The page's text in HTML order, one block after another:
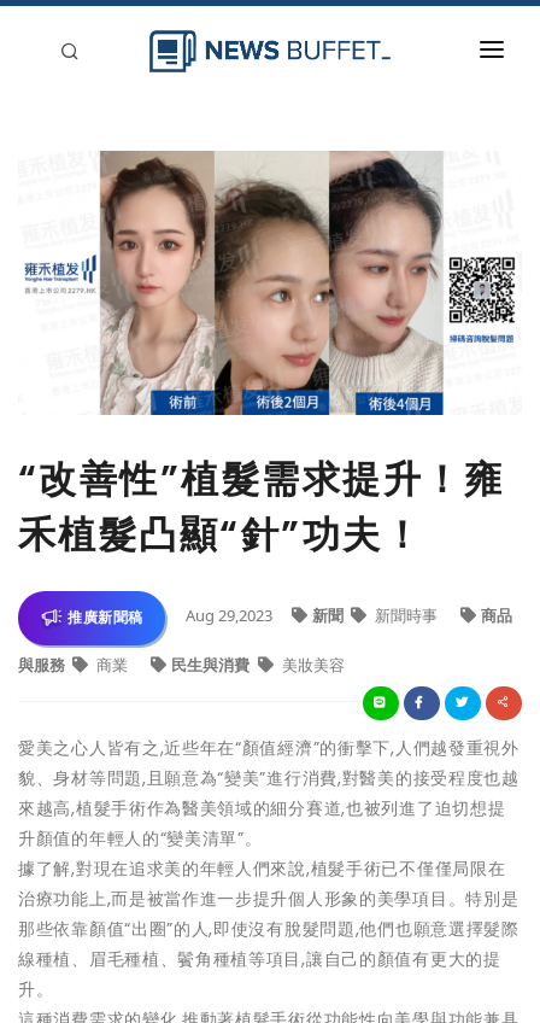
登入
刊登
“改善性”植髮需求提升！雍
禾植髮凸顯“針”功夫！
推廣新聞稿 Aug 29,2023 新聞 新聞時事 商品
與服務 商業 民生與消費 美妝美容
愛美之心人皆有之,近些年在“顏值經濟”的衝擊下,人們越發重視外
貌、身材等問題,且願意為“變美”進行消費,對醫美的接受程度也越
來越高,植髮手術作為醫美領域的細分賽道,也被列進了迫切想提
升顏值的年輕人的“變美清單”。
據了解,對現在追求美的年輕人們來說,植髮手術已不僅僅局限在
治療功能上,而是被當作進一步提升個人形象的美學項目。特別是
那些依靠顏值“出圈”的人,即使沒有脫髮問題,他們也願意選擇髮際
線種植、眉毛種植、鬢角種植等項目,讓自己的顏值有更大的提
升。